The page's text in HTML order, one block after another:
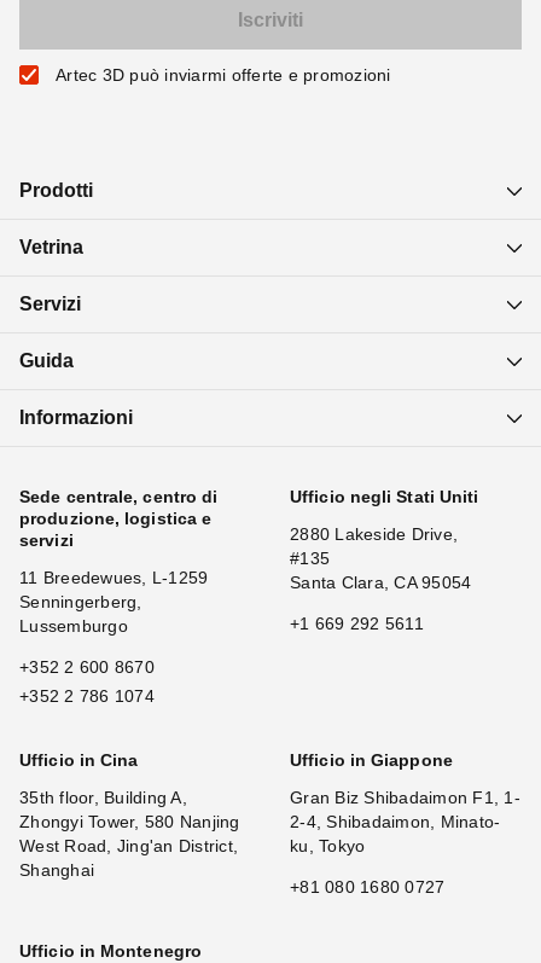
Artec 3D può inviarmi offerte e promozioni
Prodotti
Vetrina
Servizi
Guida
Informazioni
Sede centrale, centro di
produzione, logistica e
servizi
11 Breedewues, L-1259
Senningerberg,
Lussemburgo
+352 2 600 8670
+352 2 786 1074
Ufficio negli Stati Uniti
2880 Lakeside Drive,
#135
Santa Clara, CA 95054
+1 669 292 5611
Ufficio in Cina
35th floor, Building A,
Zhongyi Tower, 580 Nanjing
West Road, Jing'an District,
Shanghai
Ufficio in Giappone
Gran Biz Shibadaimon F1, 1-
2-4, Shibadaimon, Minato-
ku, Tokyo
+81 080 1680 0727
Ufficio in Montenegro